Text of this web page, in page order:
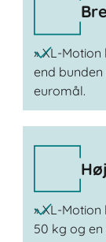
» XL-
end
euromål.
» XL-
50 kg og